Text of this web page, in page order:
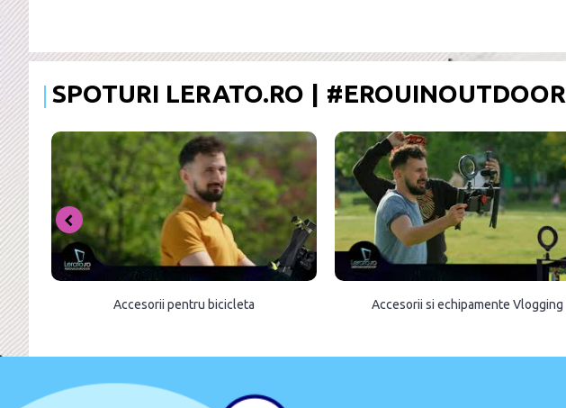
SPOTURI LERATO.RO | #EROUINOUTDOOR
Accesorii pentru bicicleta Accesorii si echipamente Vlogging